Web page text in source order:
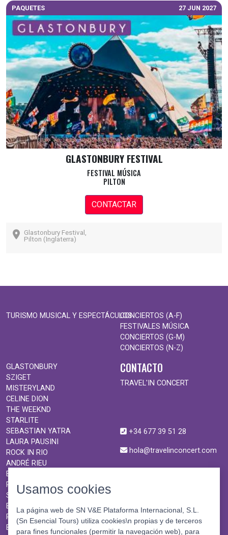
PAQUETES 27 JUN 2027
GLASTONBURY FESTIVAL
FESTIVAL MÚSICA
PILTON
CONTACTAR
Glastonbury Festival,
Pilton (Inglaterra)
TURISMO MUSICAL Y ESPECTÁCULOSCONCIERTOS (A-F)
FESTIVALES MÚSICA
CONCIERTOS (G-M)
CONCIERTOS (N-Z)
GLASTONBURY
SZIGET
MISTERYLAND
CELINE DION
THE WEEKND
STARLITE
SEBASTIAN YATRA
LAURA PAUSINI
ROCK IN RIO
ANDRÉ RIEU
BURNING MAN
ROCK EN SEINE
SHAKIRA
BON JOVI
ROSALÍA
BTS
CONTACTO
TRAVEL'IN CONCERT
+34 677 39 51 28
hola@travelinconcert.com
Usamos cookies
La página web de SN V&E Plataforma Internacional, S.L.
(Sn Esencial Tours) utiliza cookies\n propias y de terceros
para fines funcionales (permitir la navegación web), para